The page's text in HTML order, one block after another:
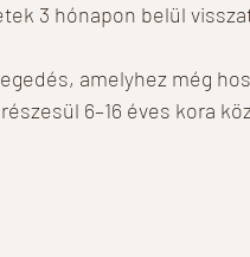
3 hónapon belül
amelyhez még
6–16 éves kora